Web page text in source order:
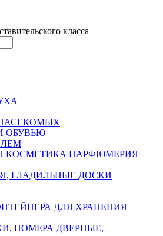
класса
ОБУВЬЮ
КОСМЕТИКА ПАРФЮМЕРИЯ
ГЛАДИЛЬНЫЕ ДОСКИ
ДЛЯ ХРАНЕНИЯ
НОМЕРА ДВЕРНЫЕ,